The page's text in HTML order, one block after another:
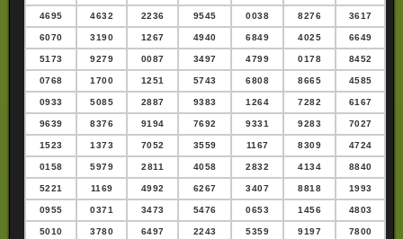
4695 4632 2236 9545 0038 8276 3617
6070 3190 1267 4940 6849 4025 6649
5173 9279 0087 3497 4799 0178 8452
0768 1700 1251 5743 6808 8665 4585
0933 5085 2887 9383 1264 7282 6167
9639 8376 9194 7692 9331 9283 7027
1523 1373 7052 3559 1167 8309 4724
0158 5979 2811 4058 2832 4134 8840
5221 1169 4992 6267 3407 8818 1993
0955 0371 3473 5476 0653 1456 4803
5010 3780 6497 2243 5359 9197 7800